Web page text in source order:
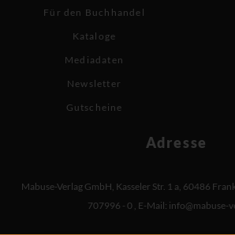
Für den Buchhandel
Kataloge
Mediadaten
Newsletter
Gutscheine
Adresse
Mabuse-Verlag GmbH, Kasseler Str. 1 a, 60486
707996 - 0 , E-Mail: info@mabuse-